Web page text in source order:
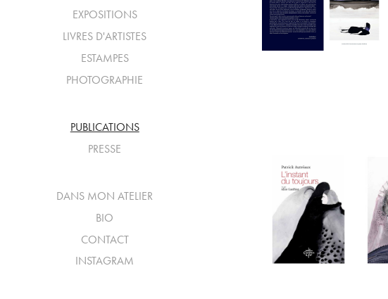
EXPOSITIONS
LIVRES D'ARTISTES
ESTAMPES
PHOTOGRAPHIE
PUBLICATIONS
PRESSE
DANS MON ATELIER
BIO
CONTACT
INSTAGRAM